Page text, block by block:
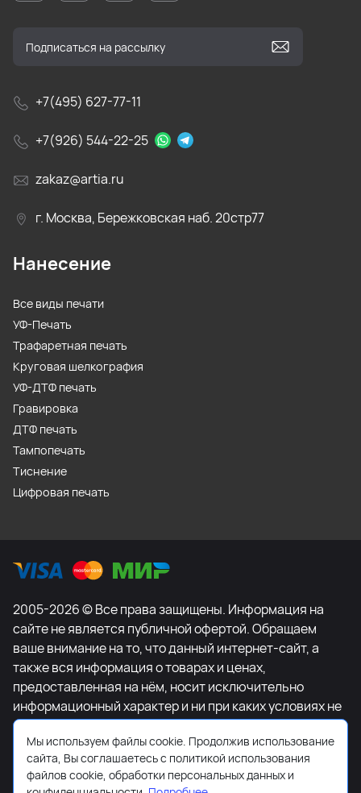
+7(495) 627-77-11
+7(926) 544-22-25
zakaz@artia.ru
г. Москва, Бережковская наб. 20стр77
Нанесение
Все виды печати
УФ-Печать
Трафаретная печать
Круговая шелкография
УФ-ДТФ печать
Гравировка
ДТФ печать
Тампопечать
Тиснение
Цифровая печать
2005-2026 © Все права защищены. Информация на
сайте не является публичной офертой. Обращаем
ваше внимание на то, что данный интернет-сайт, а
также вся информация о товарах и ценах,
предоставленная на нём, носит исключительно
информационный характер и ни при каких условиях не
является публичной офертой, определяемой
положениями Статьи 437 Гражданского кодекса
Российской Федерации. Для получения подробной
информации о наличии и стоимости указанных
Мы используем файлы cookie. Продолжив использование
сайта, Вы соглашаетесь с политикой использования
файлов cookie, обработки персональных данных и